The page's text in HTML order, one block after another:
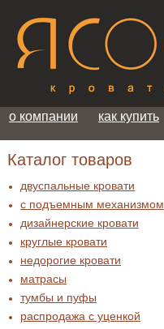
о компании как купить
Каталог товаров
двуспальные кровати
с подъемным механизмом
дизайнерские кровати
круглые кровати
недорогие кровати
матрасы
тумбы и пуфы
распродажа c уценкой